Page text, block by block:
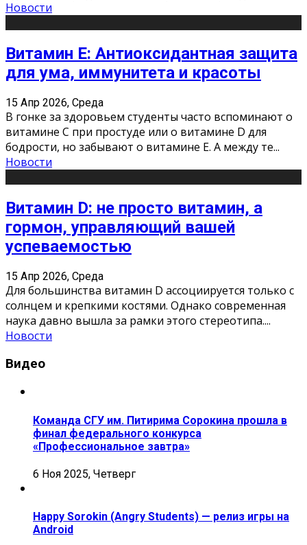
Новости
Витамин Е: Антиоксидантная защита
для ума, иммунитета и красоты
15 Апр 2026, Среда
В гонке за здоровьем студенты часто вспоминают о
витамине С при простуде или о витамине D для
бодрости, но забывают о витамине Е. А между те...
Новости
Витамин D: не просто витамин, а
гормон, управляющий вашей
успеваемостью
15 Апр 2026, Среда
Для большинства витамин D ассоциируется только с
солнцем и крепкими костями. Однако современная
наука давно вышла за рамки этого стереотипа....
Новости
Видео
Команда СГУ им. Питирима Сорокина прошла в
финал федерального конкурса
«Профессиональное завтра»
6 Ноя 2025, Четверг
Happy Sorokin (Angry Students) — релиз игры на
Android